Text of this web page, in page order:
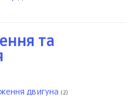
та
двигуна (2)